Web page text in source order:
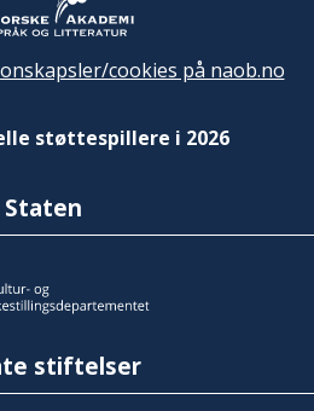
cookies på naob.no
støttespillere i 2026
Staten
stiftelser